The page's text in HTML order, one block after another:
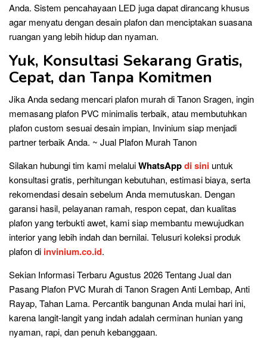
Anda. Sistem pencahayaan LED juga dapat dirancang khusus
agar menyatu dengan desain plafon dan menciptakan suasana
ruangan yang lebih hidup dan nyaman.
Yuk, Konsultasi Sekarang Gratis,
Cepat, dan Tanpa Komitmen
Jika Anda sedang mencari plafon murah di Tanon Sragen, ingin
memasang plafon PVC minimalis terbaik, atau membutuhkan
plafon custom sesuai desain impian, Invinium siap menjadi
partner terbaik Anda. ~ Jual Plafon Murah Tanon
Silakan hubungi tim kami melaluiWhatsAppdi sini untuk
konsultasi gratis, perhitungan kebutuhan, estimasi biaya, serta
rekomendasi desain sebelum Anda memutuskan. Dengan
garansi hasil, pelayanan ramah, respon cepat, dan kualitas
plafon yang terbukti awet, kami siap membantu mewujudkan
interior yang lebih indah dan bernilai. Telusuri koleksi produk
plafon di invinium.co.id.
Sekian Informasi Terbaru Agustus 2026 Tentang Jual dan
Pasang Plafon PVC Murah di Tanon Sragen Anti Lembap, Anti
Rayap, Tahan Lama. Percantik bangunan Anda mulai hari ini,
karena langit-langit yang indah adalah cerminan hunian yang
nyaman, rapi, dan penuh kebanggaan.